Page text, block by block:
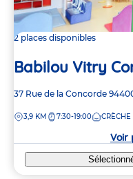
2 places disponibles
Babilou Vitry
Adresse
la
37 Rue de la Concorde
DISTANCE
3,9 KM 7:30-19:00 CRÈCHE
Voir